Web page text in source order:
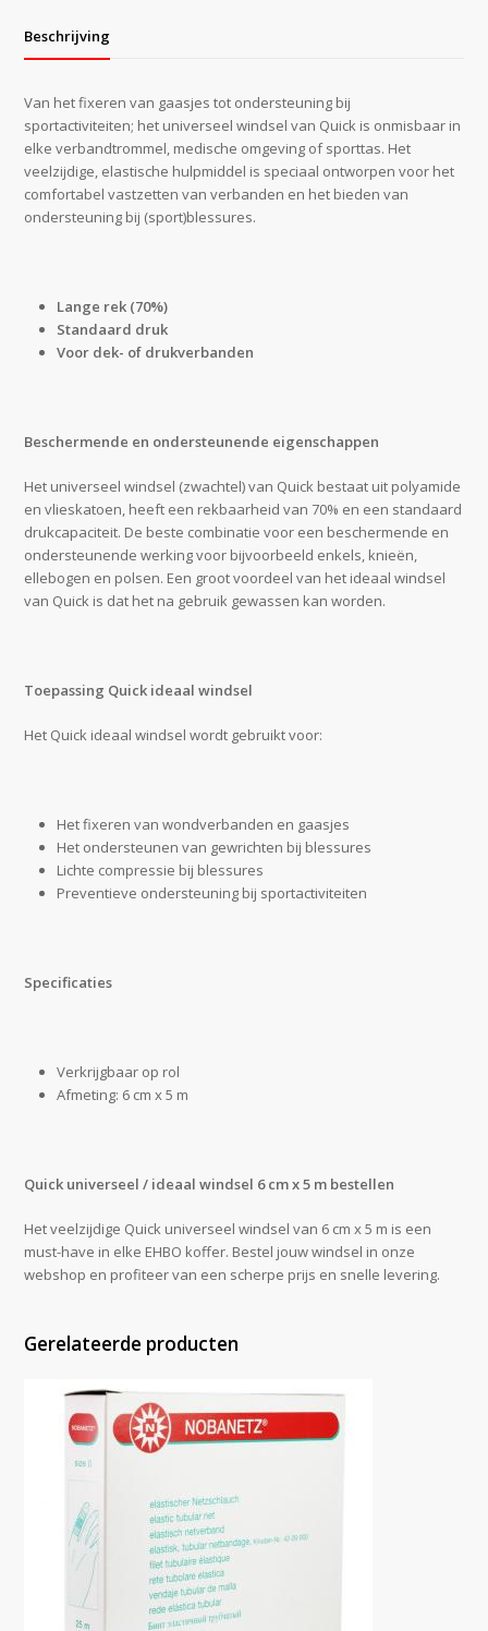
Beschrijving
Van het fixeren van gaasjes tot ondersteuning bij
sportactiviteiten; het universeel windsel van Quick is onmisbaar in
elke verbandtrommel, medische omgeving of sporttas. Het
veelzijdige, elastische hulpmiddel is speciaal ontworpen voor het
comfortabel vastzetten van verbanden en het bieden van
ondersteuning bij (sport)blessures.
Lange rek (70%)
Standaard druk
Voor dek- of drukverbanden
Beschermende en ondersteunende eigenschappen
Het universeel windsel (zwachtel) van Quick bestaat uit polyamide
en vlieskatoen, heeft een rekbaarheid van 70% en een standaard
drukcapaciteit. De beste combinatie voor een beschermende en
ondersteunende werking voor bijvoorbeeld enkels, knieën,
ellebogen en polsen. Een groot voordeel van het ideaal windsel
van Quick is dat het na gebruik gewassen kan worden.
Toepassing Quick ideaal windsel
Het Quick ideaal windsel wordt gebruikt voor:
Het fixeren van wondverbanden en gaasjes
Het ondersteunen van gewrichten bij blessures
Lichte compressie bij blessures
Preventieve ondersteuning bij sportactiviteiten
Specificaties
Verkrijgbaar op rol
Afmeting: 6 cm x 5 m
Quick universeel / ideaal windsel 6 cm x 5 m bestellen
Het veelzijdige Quick universeel windsel van 6 cm x 5 m is een
must-have in elke EHBO koffer. Bestel jouw windsel in onze
webshop en profiteer van een scherpe prijs en snelle levering.
Gerelateerde producten